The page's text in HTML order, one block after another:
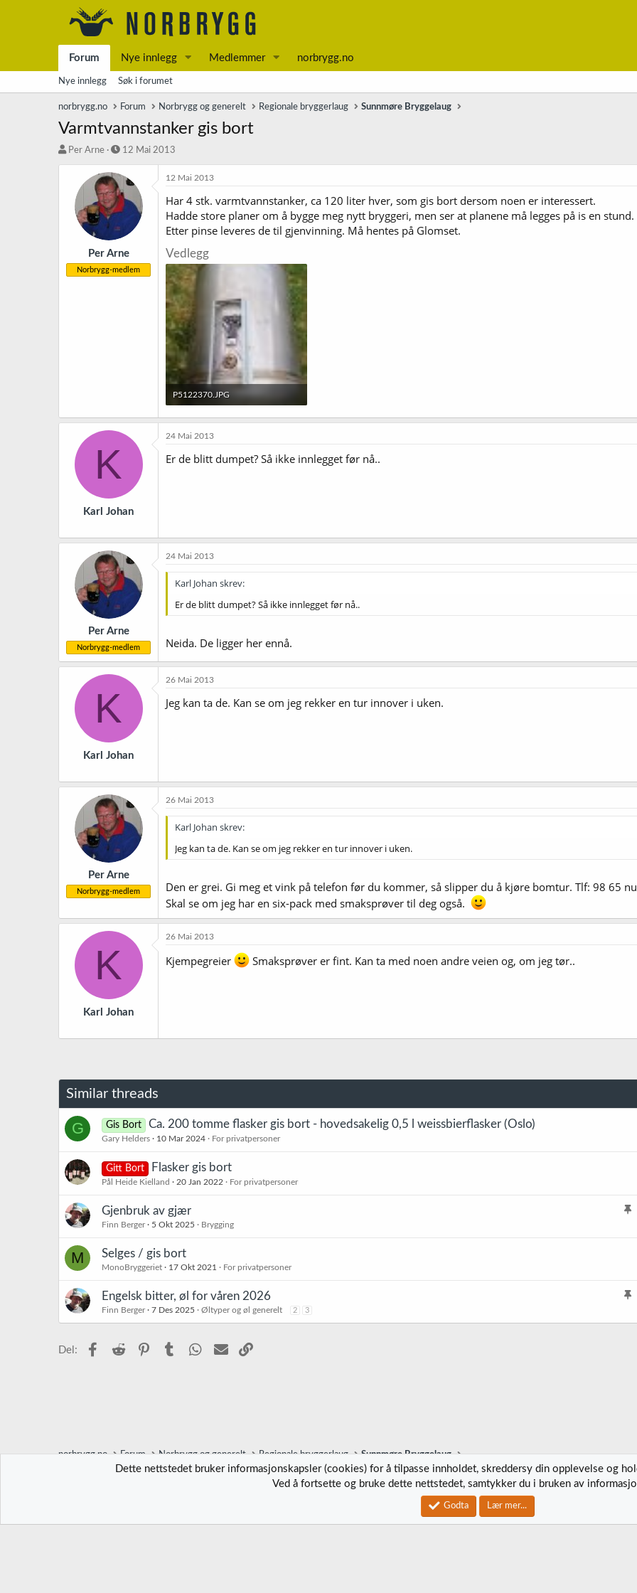
Forum Nye innlegg Medlemmer norbrygg.no
Nye innlegg Søk i forumet
norbrygg.no Forum Norbrygg og generelt Regionale bryggerlaug Sunnmøre Bryggelaug
Varmtvannstanker gis bort
T
e
r
Per Arne
S
a
r
t
d
t
o
12 Mai 2013
Per Arne
Norbrygg-medlem
12 Mai 2013
Har 4 stk. varmtvannstanker, ca 120 liter hver, som gis bort dersom noen er interessert.
Hadde store planer om å bygge meg nytt bryggeri, men ser at planene må legges på is en stund.
Etter pinse leveres de til gjenvinning. Må hentes på Glomset.
Vedlegg
P5122370.JPG
318,9 KB · Sett: 422
K
Karl Johan
24 Mai 2013
Er de blitt dumpet? Så ikke innlegget før nå..
Per Arne
Norbrygg-medlem
24 Mai 2013
Karl Johan skrev:
Er de blitt dumpet? Så ikke innlegget før nå..
Neida. De ligger her ennå.
K
Karl Johan
26 Mai 2013
Jeg kan ta de. Kan se om jeg rekker en tur innover i uken.
Per Arne
Norbrygg-medlem
26 Mai 2013
Karl Johan skrev:
Jeg kan ta de. Kan se om jeg rekker en tur innover i uken.
Den er grei. Gi meg et vink på telefon før du kommer, så slipper du å kjøre bomtur. Tlf: 98 65
Skal se om jeg har en six-pack med smaksprøver til deg også.
K
Karl Johan
26 Mai 2013
Kjempegreier Smaksprøver er fint. Kan ta med noen andre veien og, om jeg tør..
Similar threads
G Gis Bort Ca. 200 tomme flasker gis bort - hovedsakelig 0,5 l weissbierflasker (Oslo)
Gary Helders 10 Mar 2024 For privatpersoner
Gitt Bort Flasker gis bort
Pål Heide Kielland 20 Jan 2022 For privatpersoner
K
e
Gjenbruk av gjær
Finn Berger 5 Okt 2025 Brygging
M Selges / gis bort
MonoBryggeriet 17 Okt 2021 For privatpersoner
K
i
Engelsk bitter, øl for våren 2026
Finn Berger 7 Des 2025 Øltyper og øl generelt 2 3
Del: Facebook
Reddit PinterestTumblr WhatsApp
E-post
norbrygg.no Forum Norbrygg og generelt Regionale bryggerlaug Sunnmøre Bryggelaug
Community platform by XenForo ®
Dette nettstedet bruker informasjonskapsler (cookies) for å tilpasse innholdet, skreddersy din opplevelse og
Ved å fortsette og bruke dette nettstedet, samtykker du i bruken av
Godta Lær mer...